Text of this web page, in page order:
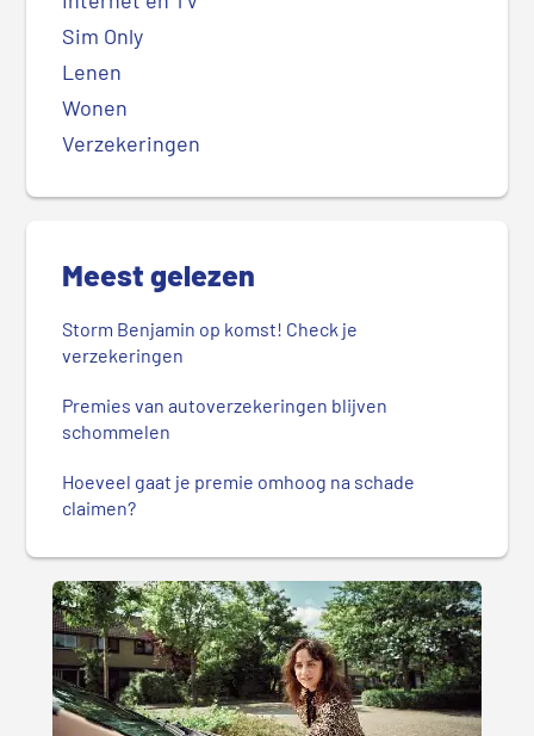
Sim Only
Lenen
Wonen
Verzekeringen
Meest gelezen
Storm Benjamin op komst! Check je
verzekeringen
Premies van autoverzekeringen blijven
schommelen
Hoeveel gaat je premie omhoog na schade
claimen?